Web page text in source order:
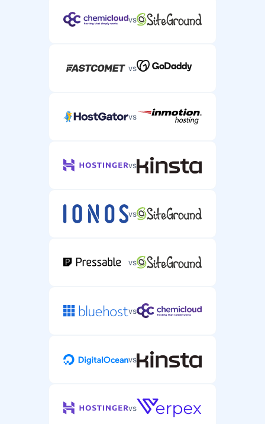
vs
vs
vs
vs
vs
vs
vs
vs
vs